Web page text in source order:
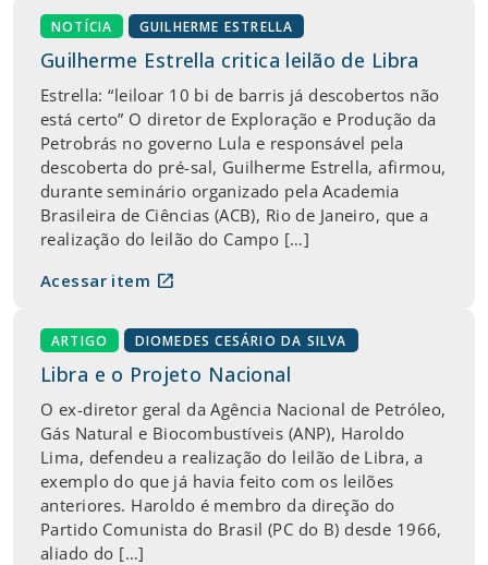
NOTÍCIA GUILHERME ESTRELLA
Guilherme Estrella critica leilão de Libra
Estrella: “leiloar 10 bi de barris já descobertos não
está certo” O diretor de Exploração e Produção da
Petrobrás no governo Lula e responsável pela
descoberta do pré-sal, Guilherme Estrella, afirmou,
durante seminário organizado pela Academia
Brasileira de Ciências (ACB), Rio de Janeiro, que a
realização do leilão do Campo […]
Acessar item open_in_new
ARTIGO DIOMEDES CESÁRIO DA SILVA
Libra e o Projeto Nacional
O ex-diretor geral da Agência Nacional de Petróleo,
Gás Natural e Biocombustíveis (ANP), Haroldo
Lima, defendeu a realização do leilão de Libra, a
exemplo do que já havia feito com os leilões
anteriores. Haroldo é membro da direção do
Partido Comunista do Brasil (PC do B) desde 1966,
aliado do […]